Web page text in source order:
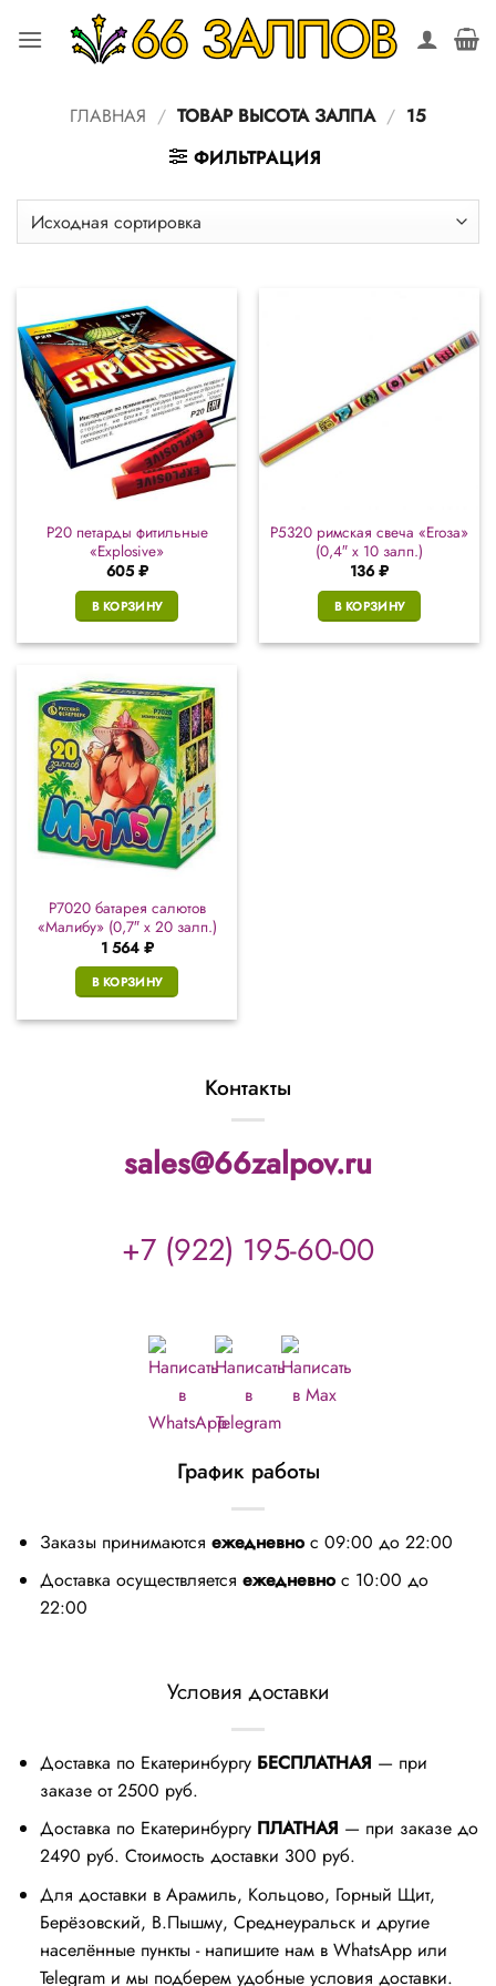
ГЛАВНАЯ / ТОВАР ВЫСОТА ЗАЛПА / 15
ФИЛЬТРАЦИЯ
P20 петарды фитильные
«Explosive»
605 ₽
В КОРЗИНУ
Р5320 римская свеча «Егоза»
(0,4″ х 10 залп.)
136₽
В КОРЗИНУ
Р7020 батарея салютов
«Малибу» (0,7″ х 20 залп.)
1 564 ₽
В КОРЗИНУ
Контакты
sales@66zalpov.ru
+7 (922) 195-60-00
График работы
Заказы принимаются ежедневнос 09:00 до 22:00
Доставка осуществляется ежедневнос 10:00 до
22:00
Условия доставки
Доставка по Екатеринбургу БЕСПЛАТНАЯ — при
заказе от 2500 руб.
Доставка по Екатеринбургу ПЛАТНАЯ — при заказе до
2490 руб. Стоимость доставки 300 руб.
Для доставки в Арамиль, Кольцово, Горный Щит,
Берёзовский, В.Пышму, Среднеуральск и другие
населённые пункты - напишите нам в WhatsApp или
Telegram и мы подберем удобные условия доставки.